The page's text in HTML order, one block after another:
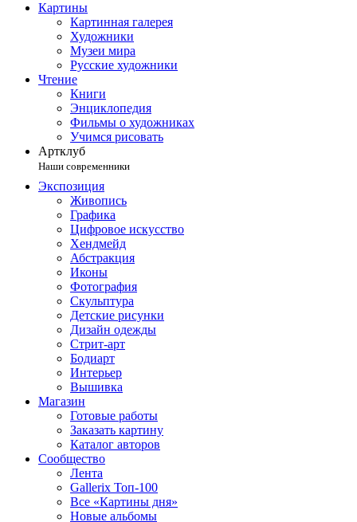
Картины
Картинная галерея
Художники
Музеи мира
Русские художники
Чтение
Книги
Энциклопедия
Фильмы о художниках
Учимся рисовать
Артклуб
Наши современники
Экспозиция
Живопись
Графика
Цифровое искусство
Хендмейд
Абстракция
Иконы
Фотография
Скульптура
Детские рисунки
Дизайн одежды
Стрит-арт
Бодиарт
Интерьер
Вышивка
Магазин
Готовые работы
Заказать картину
Каталог авторов
Сообщество
Лента
Gallerix Топ-100
Все «Картины дня»
Новые альбомы